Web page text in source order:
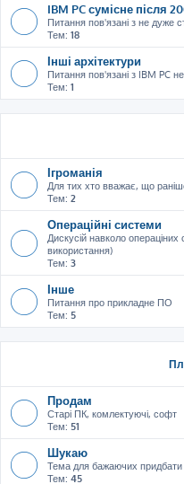
IBM PC сумісне після
Питання пов'язані з не дуже
Тем: 18
Інші архітектури
Питання пов'язані з IBM PC
Тем: 1
Ігроманія
Для тих хто вважає, що
Тем: 2
Операційні системи
Дискусій навколо
використання)
Тем: 3
Інше
Питання про прикладне ПО
Тем: 5
Продам
Старі ПК, комлектуючі, софт
Тем: 51
Шукаю
Тема для бажаючих придбати
Тем: 45